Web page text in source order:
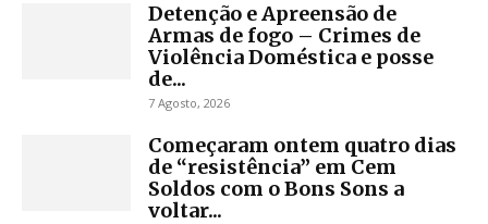
Detenção e Apreensão de
Armas de fogo – Crimes de
Violência Doméstica e posse
de...
7 Agosto, 2026
Começaram ontem quatro dias
de “resistência” em Cem
Soldos com o Bons Sons a
voltar...